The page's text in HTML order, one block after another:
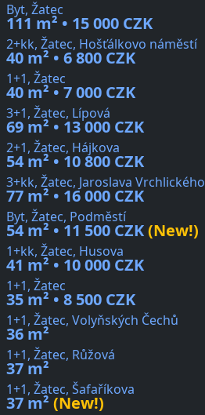
Byt, Žatec
111 m² • 15 000 CZK
2+kk, Žatec, Hošťálkovo náměstí
40 m² • 6 800 CZK
1+1, Žatec
40 m² • 7 000 CZK
3+1, Žatec, Lípová
69 m² • 13 000 CZK
2+1, Žatec, Hájkova
54 m² • 10 800 CZK
3+kk, Žatec, Jaroslava Vrchlického
77 m² • 16 000 CZK
Byt, Žatec, Podměstí
54 m² • 11 500 CZK(New!)
1+kk, Žatec, Husova
41 m² • 10 000 CZK
1+1, Žatec
35 m² • 8 500 CZK
1+1, Žatec, Volyňských Čechů
36 m²
1+1, Žatec, Růžová
37 m²
1+1, Žatec, Šafaříkova
37 m² (New!)